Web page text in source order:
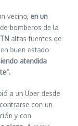
vecino, en un
bomberos de la
TN altas fuentes de
buen estado
atendida
a un Uber desde
con un
y con